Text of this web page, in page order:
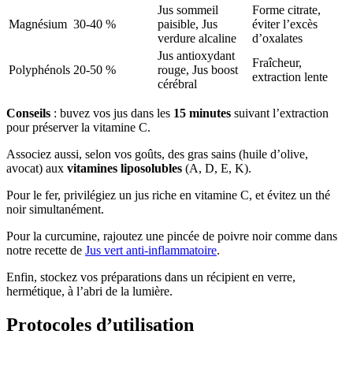
Magnésium 30-40 %
Jus sommeil
paisible, Jus
verdure alcaline
Forme citrate,
éviter l’excès
d’oxalates
Polyphénols 20-50 %
Jus antioxydant
rouge, Jus boost
cérébral
Fraîcheur,
extraction lente
Conseils : buvez vos jus dans les 15 minutes suivant l’extraction
pour préserver la vitamine C.
Associez aussi, selon vos goûts, des gras sains (huile d’olive,
avocat) aux vitamines liposolubles (A, D, E, K).
Pour le fer, privilégiez un jus riche en vitamine C, et évitez un thé
noir simultanément.
Pour la curcumine, rajoutez une pincée de poivre noir comme dans
notre recette de Jus vert anti-inflammatoire.
Enfin, stockez vos préparations dans un récipient en verre,
hermétique, à l’abri de la lumière.
Protocoles d’utilisation